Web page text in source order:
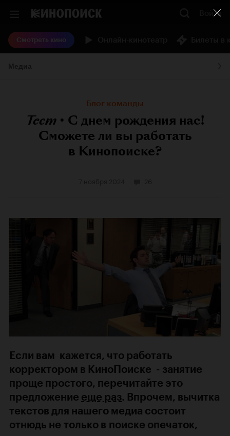
Войти
Смотреть кино
Блог команды
Тест • С днем рождения нас!
Сможете ли вы работать
в Кинопоиске?
Если вам кажется, что работать
корректором в КиноПоиске - занятие
проще простого, перечитайте это
предложение еще раз. Впрочем, вычитка
текстов для нашего медиа состоит
отнюдь не только в поиске опечаток,